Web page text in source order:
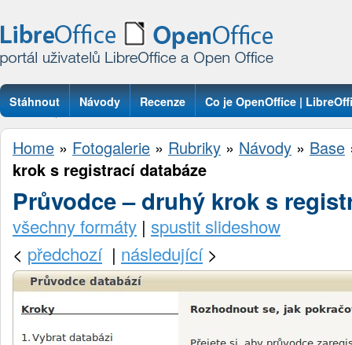
Stáhnout Návody Recenze Co je OpenOffice |
Otázky
Home » Fotogalerie » Rubriky » Návody » Base
krok s registrací databáze
Průvodce – druhý krok s
všechny formáty | spustit slideshow
< předchozí| následující>